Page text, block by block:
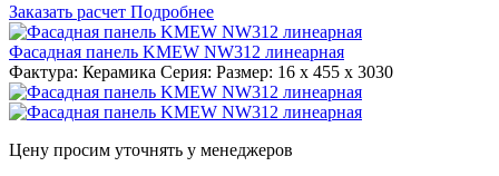
Заказать расчет Подробнее
Фасадная панель KMEW NW312 линеарная
Фактура: Керамика Серия: Размер: 16 x 455 x 3030
Цену просим уточнять у менеджеров